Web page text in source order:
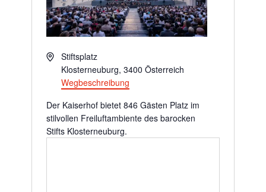
AdresseStiftsplatz
Klosterneuburg, 3400 Österreich
Wegbeschreibung
Der Kaiserhof bietet 846 Gästen Platz im
stilvollen Freiluftambiente des barocken
Stifts Klosterneuburg.